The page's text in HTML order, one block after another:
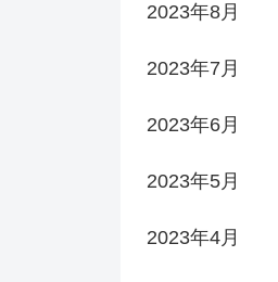
2023年8月
2023年7月
2023年6月
2023年5月
2023年4月